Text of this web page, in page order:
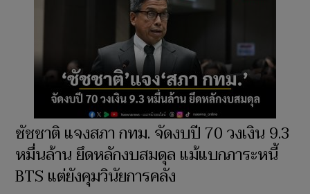
ชัชชาติ แจงสภา กทม. จัดงบปี 70 วงเงิน 9.3
หมื่นล้าน ยึดหลักงบสมดุล แม้แบกภาระหนี้
BTS แต่ยังคุมวินัยการคลัง